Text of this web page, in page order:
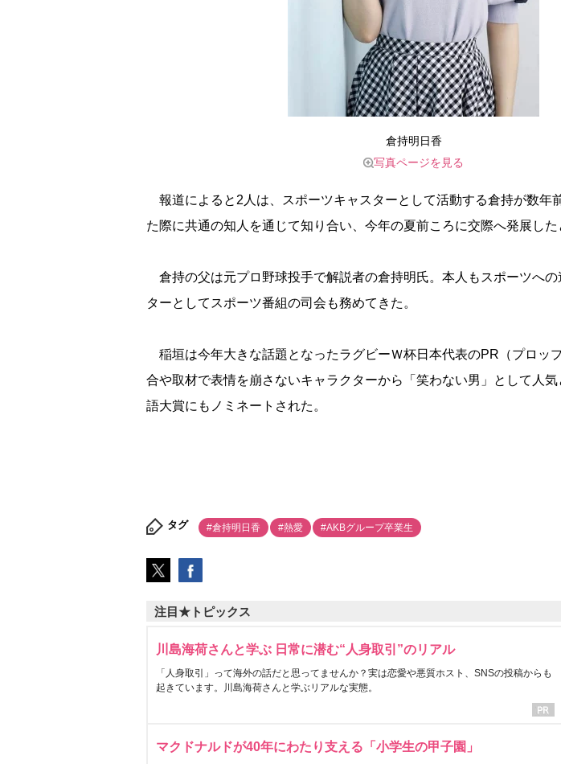
倉持明日香
写真ページを見る
報道によると2人は、スポーツキャスターとして活動する倉持が数年
た際に共通の知人を通じて知り合い、今年の夏前ころに交際へ発展した
倉持の父は元プロ野球投手で解説者の倉持明氏。本人もスポーツへの
ターとしてスポーツ番組の司会も務めてきた。
稲垣は今年大きな話題となったラグビーＷ杯日本代表のPR（プロッ
合や取材で表情を崩さないキャラクターから「笑わない男」として人
語大賞にもノミネートされた。
タグ #倉持明日香 #熱愛 #AKBグループ卒業生
注目★トピックス
川島海荷さんと学ぶ 日常に潜む“人身取引”のリアル
「人身取引」って海外の話だと思ってませんか？実は恋愛や悪質ホスト、SNSの投稿からも
起きています。川島海荷さんと学ぶリアルな実態。
マクドナルドが40年にわたり支える「小学生の甲子園」